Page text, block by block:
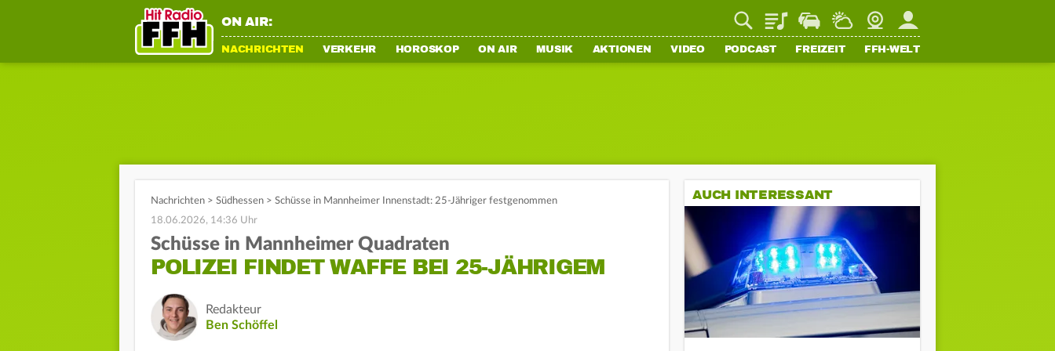
ON AIR: PlaylistStaupilotWetterWebcamMein FFH
NACHRICHTEN VERKEHR HOROSKOP ON AIR MUSIK AKTIONEN VIDEO PODCAST FREIZEIT FFH-WELT
Nachrichten > Südhessen > Schüsse in Mannheimer Innenstadt: 25-Jähriger festgenommen
18.06.2026, 14:36 Uhr
Schüsse in Mannheimer Quadraten
POLIZEI FINDET WAFFE BEI 25-JÄHRIGEM
Redakteur
Ben Schöffel
AUCH INTERESSANT